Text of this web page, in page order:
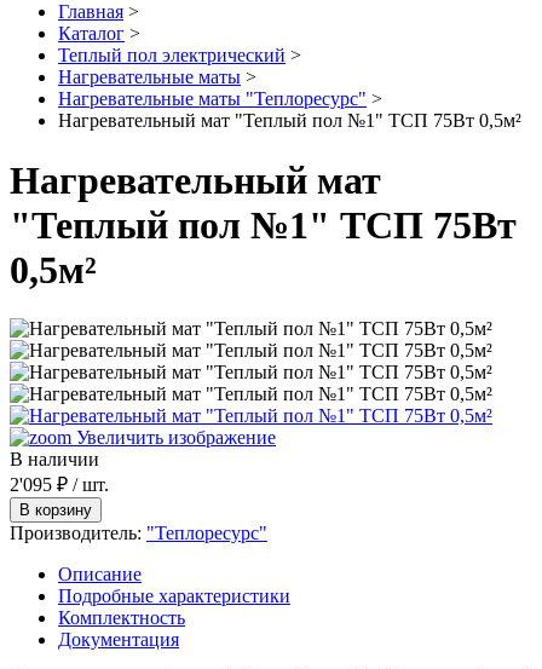
Главная >
Каталог >
Теплый пол электрический >
Нагревательные маты >
Нагревательные маты "Теплоресурс" >
Нагревательный мат "Теплый пол №1" ТСП 75Вт 0,5м²
Нагревательный мат
"Теплый пол №1" ТСП 75Вт
0,5м²
Увеличить изображение
В наличии
2'095 ₽ / шт.
Производитель: "Теплоресурс"
Описание
Подробные характеристики
Комплектность
Документация